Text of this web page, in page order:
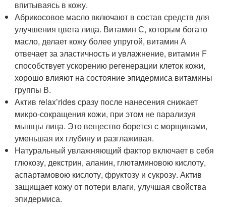
впитываясь в кожу.
Абрикосовое масло включают в состав средств для
улучшения цвета лица. Витамин С, которым богато
масло, делает кожу более упругой, витамин А
отвечает за эластичность и увлажнение, витамин F
способствует ускорению регенерации клеток кожи,
хорошо влияют на состояние эпидермиса витамины
группы В.
Актив relax’rides сразу после нанесения снижает
микро-сокращения кожи, при этом не парализуя
мышцы лица. Это вещество борется с морщинами,
уменьшая их глубину и разглаживая.
Натуральный увлажняющий фактор включает в себя
глюкозу, декстрин, аланин, глютаминовою кислоту,
аспартамовою кислоту, фруктозу и сукрозу. Актив
защищает кожу от потери влаги, улучшая свойства
эпидермиса.